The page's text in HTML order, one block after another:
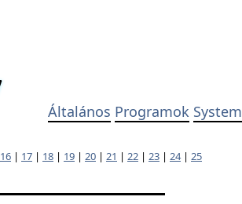
Általános Programok System
16 | 17 | 18 | 19 | 20 | 21 | 22 | 23 | 24| 25